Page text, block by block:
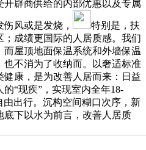
辟商供给的内部优惠以及专属
风或是发烧，
特别是，扶
成绩更国际的人居质感。我们
屋顶地面保温系统和外墙保温
不消为了收纳而。以奢适标准
康，是为改善人居而来：日益
“现疾”，实现室内全年18-
出行。沉构空间糊口次序，新
底下以水为前言，改善人居质